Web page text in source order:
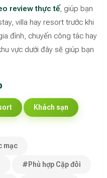
review thực tế, giúp bạn
villa hay resort trước khi
đình, chuyến công tác hay
vực dưới đây sẽ giúp bạn
Khách sạn
mạc
#Phù hợp Cặp đôi